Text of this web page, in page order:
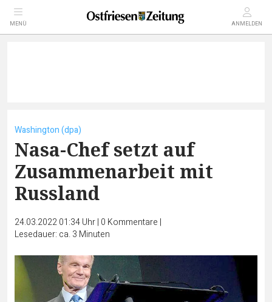
MENÜ ANMELDEN
Washington (dpa)
Nasa-Chef setzt auf
Zusammenarbeit mit
Russland
24.03.2022 01:34 Uhr| 0 Kommentare |
Lesedauer: ca. 3 Minuten